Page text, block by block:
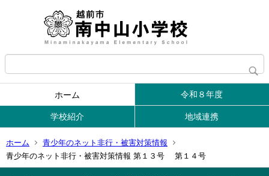
ホーム 令和８年度
学校紹介 地域連携
ホーム
青少年のネット非行・被害対策情報
青少年のネット非行・被害対策情報 第１３号 第１４号